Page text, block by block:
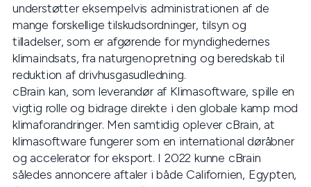
understøtter eksempelvis administrationen af de
mange forskellige tilskudsordninger, tilsyn og
tilladelser, som er afgørende for myndighedernes
klimaindsats, fra naturgenopretning og beredskab til
reduktion af drivhusgasudledning.
cBrain kan, som leverandør af Klimasoftware, spille en
vigtig rolle og bidrage direkte i den globale kamp mod
klimaforandringer. Men samtidig oplever cBrain, at
klimasoftware fungerer som en international døråbner
og accelerator for eksport. I 2022 kunne cBrain
således annoncere aftaler i både Californien, Egypten,